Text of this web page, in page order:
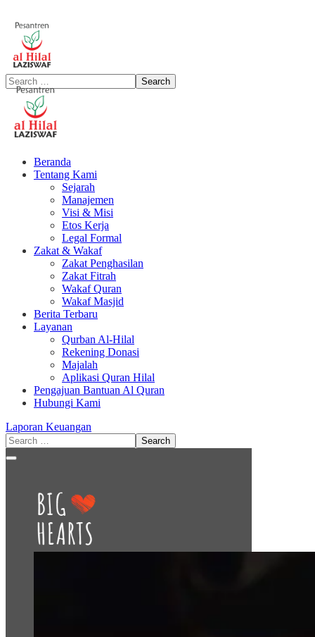
Beranda
Tentang Kami
Sejarah
Manajemen
Visi & Misi
Etos Kerja
Legal Formal
Zakat & Wakaf
Zakat Penghasilan
Zakat Fitrah
Wakaf Quran
Wakaf Masjid
Berita Terbaru
Layanan
Qurban Al-Hilal
Rekening Donasi
Majalah
Aplikasi Quran Hilal
Pengajuan Bantuan Al Quran
Hubungi Kami
Laporan Keuangan